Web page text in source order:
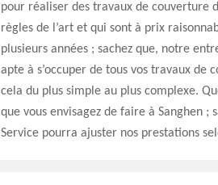
pour réaliser des travaux de couverture
règles de l’art et qui sont à prix
plusieurs années ; sachez que, notre
apte à s’occuper de tous vos travaux de
cela du plus simple au plus complexe.
que vous envisagez de faire à Sanghen ;
Service pourra ajuster nos prestations